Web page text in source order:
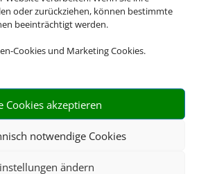
oder zurückziehen, können bestimmte
beeinträchtigt werden.
Cookies und Marketing Cookies.
Cookies akzeptieren
notwendige Cookies
ändern